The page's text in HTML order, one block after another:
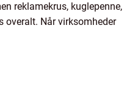
reklamekrus, kuglepenne,
overalt. Når virksomheder